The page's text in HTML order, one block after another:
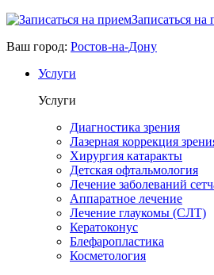
Записаться на
Ваш город: Ростов-на-Дону
Услуги
Услуги
Диагностика зрения
Лазерная коррекция
Хирургия катаракты
Детская офтальмология
Лечение заболеваний
Аппаратное лечение
Лечение глаукомы (СЛТ)
Кератоконус
Блефаропластика
Косметология